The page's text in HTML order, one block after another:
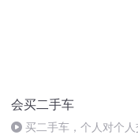
会买二手车
买二手车，个人对个人